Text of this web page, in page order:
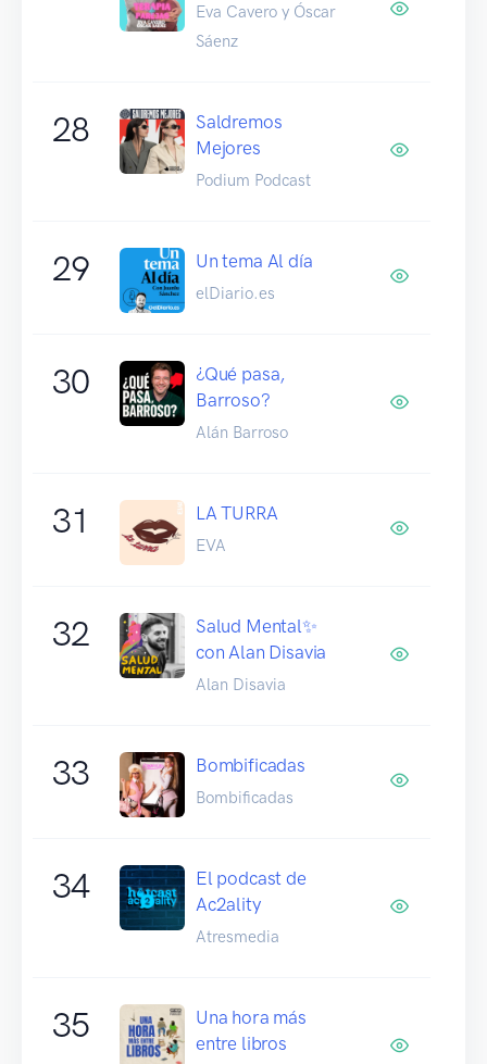
Eva Cavero y Óscar
Sáenz
28
Saldremos
Mejores
Podium Podcast
29 Un tema Al día
elDiario.es
30
¿Qué pasa,
Barroso?
Alán Barroso
31 LA TURRA
EVA
32
Salud Mental✨
con Alan Disavia
Alan Disavia
33 Bombificadas
Bombificadas
34
El podcast de
Ac2ality
Atresmedia
35
Una hora más
entre libros